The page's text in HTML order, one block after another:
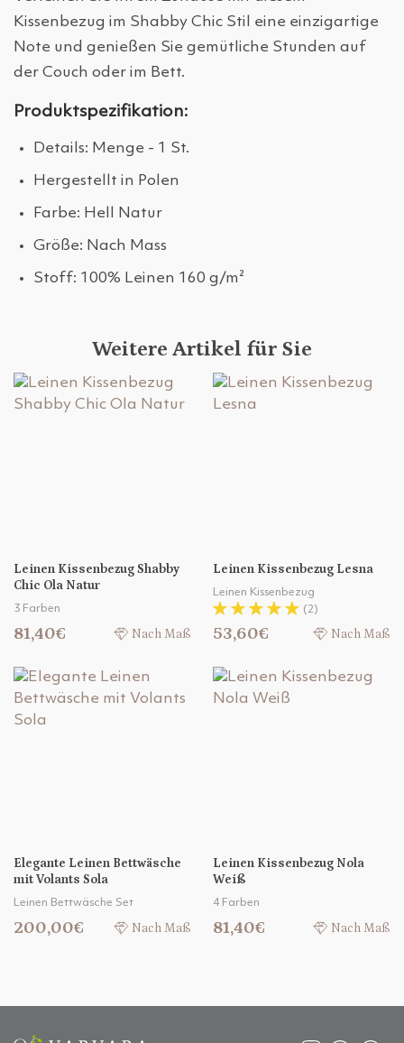
Kissenbezug im Shabby Chic Stil eine einzigartige
Note und genießen Sie gemütliche Stunden auf
der Couch oder im Bett.
Produktspezifikation:
Details: Menge - 1 St.
Hergestellt in Polen
Farbe: Hell Natur
Größe: Nach Mass
Stoff: 100% Leinen 160 g/m²
Weitere Artikel für Sie
Leinen Kissenbezug Shabby
Chic Ola Natur
3 Farben
81,40€ Nach Maß
Leinen Kissenbezug Lesna
Leinen Kissenbezug
(2)
53,60€ Nach Maß
Elegante Leinen Bettwäsche
mit Volants Sola
Leinen Bettwäsche Set
200,00€ Nach Maß
Leinen Kissenbezug Nola
Weiß
4 Farben
81,40€ Nach Maß